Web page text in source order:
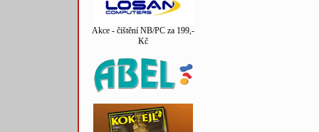
Akce - čištění NB/PC za 199,-
Kč